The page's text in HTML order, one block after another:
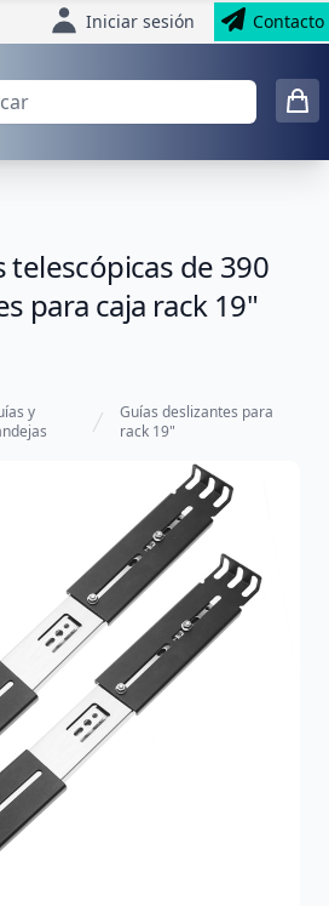
Iniciar sesión Contacto
telescópicas de 390
para caja rack 19"
y
Guías deslizantes para
rack 19"